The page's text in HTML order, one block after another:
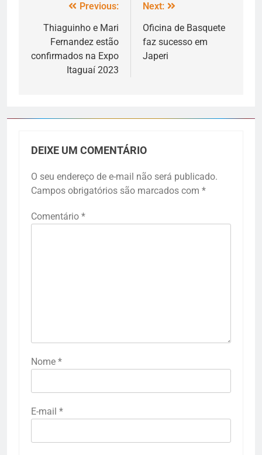
Previous:
Thiaguinho e Mari
Fernandez estão
confirmados na Expo
Itaguaí 2023
Next:
Oficina de Basquete
faz sucesso em
Japeri
DEIXE UM COMENTÁRIO
O seu endereço de e-mail não será publicado.
Campos obrigatórios são marcados com *
Comentário *
Nome *
E-mail *